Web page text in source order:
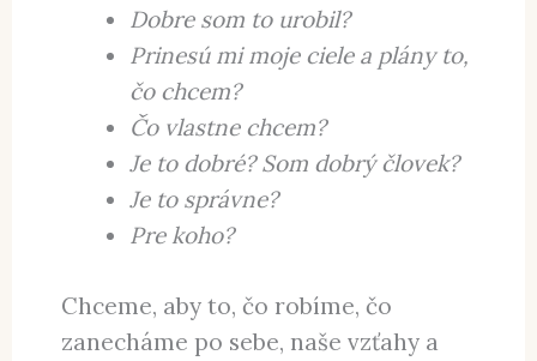
Dobre som to urobil?
Prinesú mi moje ciele a plány to,
čo chcem?
Čo vlastne chcem?
Je to dobré? Som dobrý človek?
Je to správne?
Pre koho?
Chceme, aby to, čo robíme, čo
zanecháme po sebe, naše vzťahy a